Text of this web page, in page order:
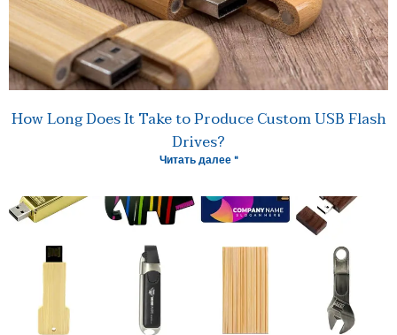
How Long Does It Take to Produce Custom USB Flash
Drives?
Читать далее "